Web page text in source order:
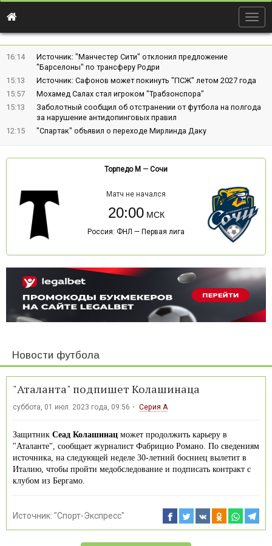
16:14
Источник: "Манчестер Сити" отклонил предложение
"Барселоны" по трансферу Родри
15:13
Источник: Сафонов может покинуть "ПСЖ" летом 2027 года
15:57
Мохамед Салах стал игроком "Трабзонспора"
15:13
Заболотный сообщил об отстранении от футбола на полгода
за нарушение антидопинговых правил
12:15
"Спартак" объявил о переходе Мирлинда Даку
Торпедо М — Сочи
Матч не начался
20:00
Россия: ФНЛ — Первая лига
Новости футбола
"Аталанта" подпишет Колашинаца
суббота, 01 июл. 2023 года, 09:56 Серия А
Защитник Сеад Колашинац может продолжить карьеру в
"Аталанте", сообщает журналист Фабрицио Романо. По сведениям
источника, на следующей неделе 30-летний босниец вылетит в
Италию, чтобы пройти медобследование и подписать контракт с
клубом из Бергамо.
Источник: "Спорт-Экспресс"